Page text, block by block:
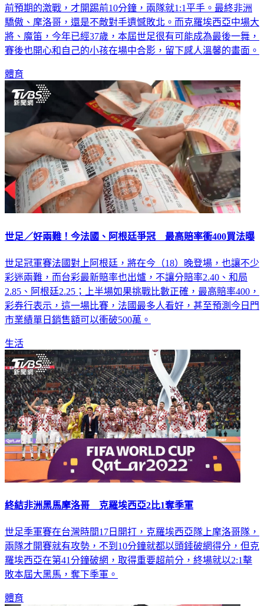
前預期的激戰，才開踢前10分鐘，兩隊就1:1平手。最終非洲
驕傲、摩洛哥，還是不敵對手遺憾敗北。而克羅埃西亞中場大
將、魔笛，今年已經37歲，本屆世足很有可能成為最後一舞，
賽後也開心和自己的小孩在場中合影，留下感人溫馨的畫面。
體育
世足／好兩難！今法國、阿根廷爭冠 最高賠率衝400買法曝
世足冠軍賽法國對上阿根廷，將在今（18）晚登場，也讓不少
彩迷兩難，而台彩最新賠率也出爐，不讓分賠率2.40、和局
2.85、阿根廷2.25；上半場如果挑戰比數正確，最高賠率400，
彩券行表示，這一場比賽，法國最多人看好，甚至預測今日門
市業績單日銷售額可以衝破500萬。
生活
終結非洲黑馬摩洛哥 克羅埃西亞2比1奪季軍
世足季軍賽在台灣時間17日開打，克羅埃西亞隊上摩洛哥隊，
兩隊才開賽就有攻勢，不到10分鐘就都以頭錘破網得分，但克
羅埃西亞在第41分鐘破網，取得重要超前分，終場就以2:1擊
敗本屆大黑馬，奪下季軍。
體育